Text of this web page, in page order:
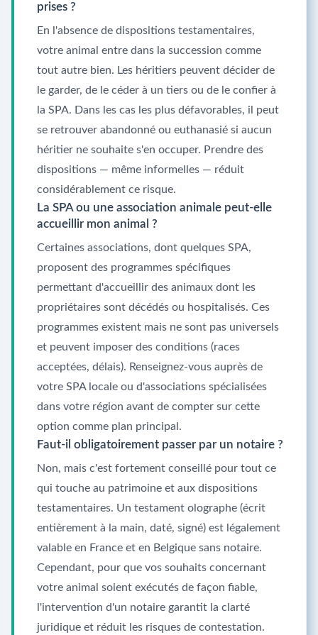
prises ?
En l'absence de dispositions testamentaires,
votre animal entre dans la succession comme
tout autre bien. Les héritiers peuvent décider de
le garder, de le céder à un tiers ou de le confier à
la SPA. Dans les cas les plus défavorables, il peut
se retrouver abandonné ou euthanasié si aucun
héritier ne souhaite s'en occuper. Prendre des
dispositions — même informelles — réduit
considérablement ce risque.
La SPA ou une association animale peut-elle
accueillir mon animal ?
Certaines associations, dont quelques SPA,
proposent des programmes spécifiques
permettant d'accueillir des animaux dont les
propriétaires sont décédés ou hospitalisés. Ces
programmes existent mais ne sont pas universels
et peuvent imposer des conditions (races
acceptées, délais). Renseignez-vous auprès de
votre SPA locale ou d'associations spécialisées
dans votre région avant de compter sur cette
option comme plan principal.
Faut-il obligatoirement passer par un notaire ?
Non, mais c'est fortement conseillé pour tout ce
qui touche au patrimoine et aux dispositions
testamentaires. Un testament olographe (écrit
entièrement à la main, daté, signé) est légalement
valable en France et en Belgique sans notaire.
Cependant, pour que vos souhaits concernant
votre animal soient exécutés de façon fiable,
l'intervention d'un notaire garantit la clarté
juridique et réduit les risques de contestation.